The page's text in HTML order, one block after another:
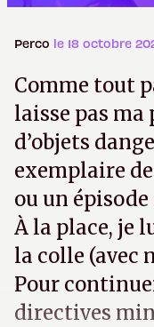
Perco le 18 octobre
Comme tout
laisse pas ma
d’objets
exemplaire de
ou un épisode
À la place, je
la colle (avec
Pour
directives